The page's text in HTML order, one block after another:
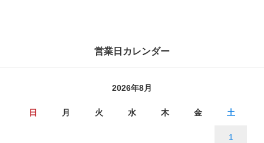
営業日カレンダー
2026年8月
日 月 火 水 木 金 土
1